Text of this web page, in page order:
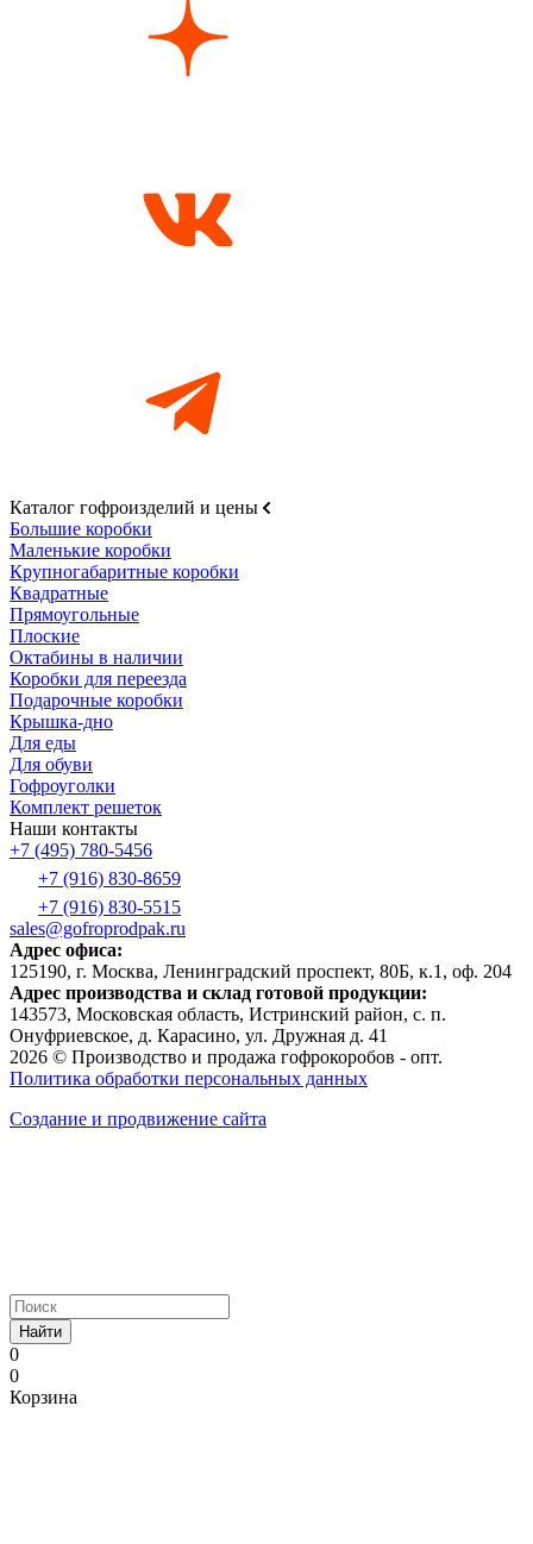
Каталог гофроизделий и цены
Большие коробки
Маленькие коробки
Крупногабаритные коробки
Квадратные
Прямоугольные
Плоские
Октабины в наличии
Коробки для переезда
Подарочные коробки
Крышка-дно
Для еды
Для обуви
Гофроуголки
Комплект решеток
Наши контакты
+7 (495) 780-5456
+7 (916) 830-8659
+7 (916) 830-5515
sales@gofroprodpak.ru
Адрес офиса:
125190, г. Москва, Ленинградский проспект, 80Б, к.1, оф. 204
Адрес производства и склад готовой продукции:
143573, Московская область, Истринский район, с. п.
Онуфриевское, д. Карасино, ул. Дружная д. 41
2026 © Производство и продажа гофрокоробов - опт.
Политика обработки персональных данных
Создание и продвижение сайта
Найти
0
0
Корзина